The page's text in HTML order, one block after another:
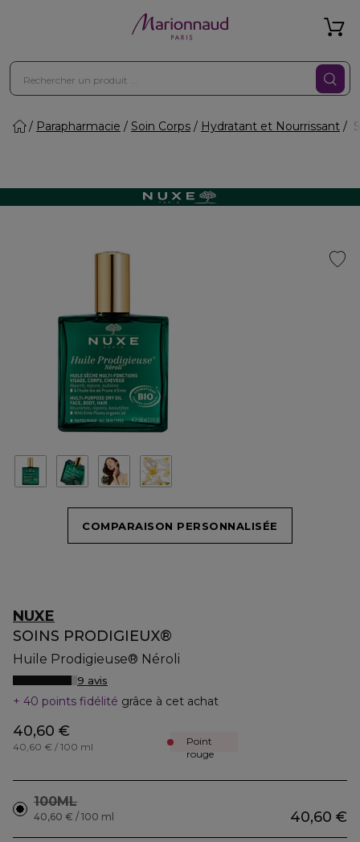
Parapharmacie Soin Corps Hydratant et Nourrissant
COMPARAISON PERSONNALISÉE
NUXE
SOINS PRODIGIEUX®
Huile Prodigieuse® Néroli
9 avis
40 points fidélité grâce à cet achat
40,60 €
40,60 € / 100 ml
Point
rouge
100ML
40,60 €
40,60 € / 100 ml